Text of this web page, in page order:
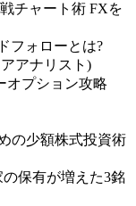
チャート術 FXを
フォローとは?
アナリスト)
オプション攻略
の少額株式投資術
保有が増えた3銘